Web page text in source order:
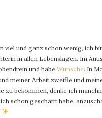
viel und ganz schön wenig, ich
in allen Lebenslagen. Im
und habe Wünsche. In
meiner Arbeit zweifle und
zu bekommen, denke ich
schon geschafft habe,